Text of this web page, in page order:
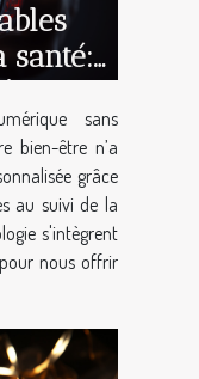
santé:
sans
bien-être n’a
grâce
au suivi de la
s'intègrent
nous offrir